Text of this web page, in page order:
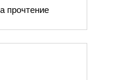
прочтение